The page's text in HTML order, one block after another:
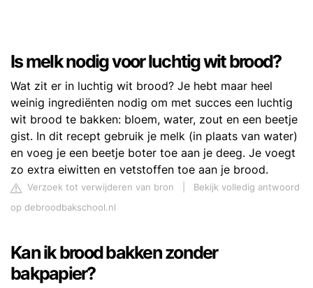
Is melk nodig voor luchtig wit brood?
Wat zit er in luchtig wit brood? Je hebt maar heel
weinig ingrediënten nodig om met succes een luchtig
wit brood te bakken: bloem, water, zout en een beetje
gist. In dit recept gebruik je melk (in plaats van water)
en voeg je een beetje boter toe aan je deeg. Je voegt
zo extra eiwitten en vetstoffen toe aan je brood.
Verzoek tot verwijderen van bron
Bekijk volledig antwoord
op debroodbakschool.nl
Kan ik brood bakken zonder
bakpapier?